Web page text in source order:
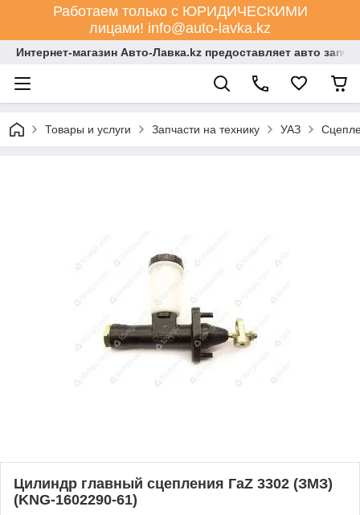
Работаем только с ЮРИДИЧЕСКИМИ
лицами! info@auto-lavka.kz
Интернет-магазин Авто-Лавка.kz предоставляет авто
Товары и услуги Запчасти на технику УАЗ
Цилиндр главный сцепления ГаZ 3302 (ЗМЗ)
(KNG-1602290-61)